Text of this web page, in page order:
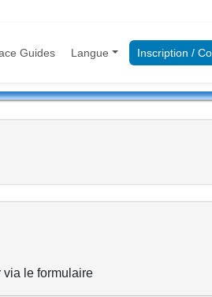
Guides Langue Inscription /
via le formulaire